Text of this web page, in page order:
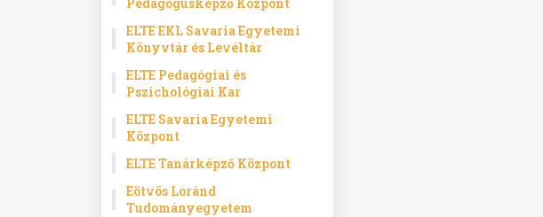
ELTE EKL Savaria Egyetemi
Könyvtár és Levéltár
ELTE Pedagógiai és
Pszichológiai Kar
ELTE Savaria Egyetemi
Központ
ELTE Tanárképző Központ
Eötvös Loránd
Tudományegyetem